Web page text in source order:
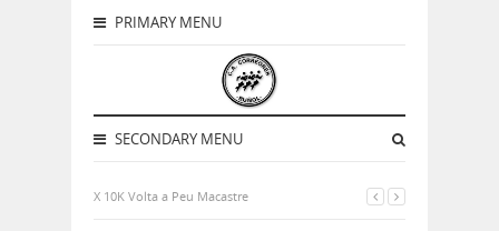
PRIMARY MENU
SECONDARY MENU
X 10K Volta a Peu Macastre